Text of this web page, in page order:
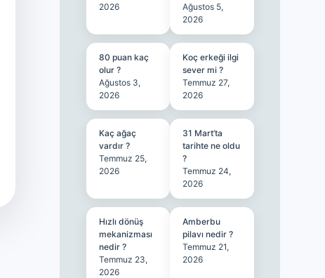
2026
Ağustos 5,
2026
80 puan kaç
olur ?
Ağustos 3,
2026
Koç erkeği ilgi
sever mi ?
Temmuz 27,
2026
Kaç ağaç
vardır ?
Temmuz 25,
2026
31 Mart’ta
tarihte ne oldu
?
Temmuz 24,
2026
Hızlı dönüş
mekanizması
nedir ?
Temmuz 23,
2026
Amberbu
pilavı nedir ?
Temmuz 21,
2026